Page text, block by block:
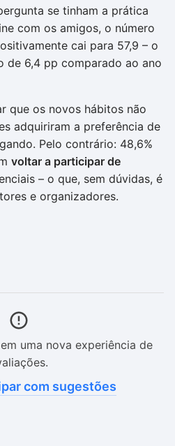
se tinham a prática
com os amigos, o número
cai para 57,9 – o
de 6,4 pp comparado ao ano
que os novos hábitos não
adquiriram a preferência de
Pelo contrário: 48,6%
voltar a participar de
– o que, sem dúvidas, é
e organizadores.
uma nova experiência de
com sugestões